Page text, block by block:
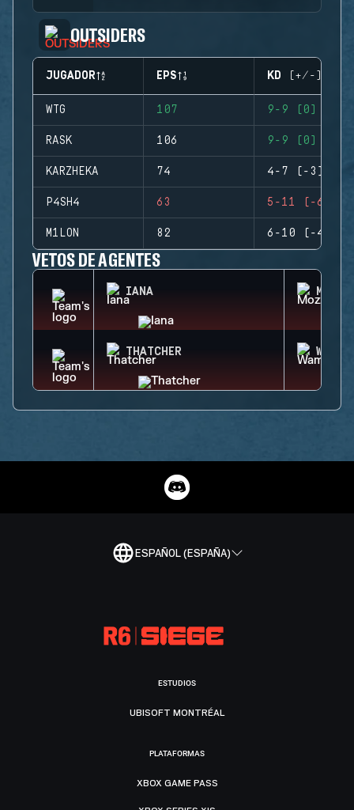
OUTSIDERS
JUGADOR EPS KD (+/-)
WTG 107 9-9 (0)
RASK 106 9-9 (0)
KARZHEKA 74 4-7 (-3)
P4SH4 63 5-11 (-6)
M1LON 82 6-10 (-4)
VETOS DE AGENTES
IANA
THATCHER WAMAI
ESPAÑOL (ESPAÑA)
ESTUDIOS
UBISOFT MONTRÉAL
PLATAFORMAS
XBOX GAME PASS